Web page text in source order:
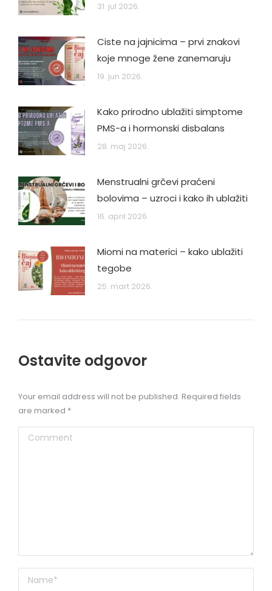
31. jul 2026.
Ciste na jajnicima – prvi znakovi
koje mnoge žene zanemaruju
19. jun 2026.
Kako prirodno ublažiti simptome
PMS-a i hormonski disbalans
28. maj 2026.
Menstrualni grčevi praćeni
bolovima – uzroci i kako ih ublažiti
16. april 2026.
Miomi na materici – kako ublažiti
tegobe
25. mart 2026.
Ostavite odgovor
Your email address will not be published. Required fields
are marked *
Comment
Name *